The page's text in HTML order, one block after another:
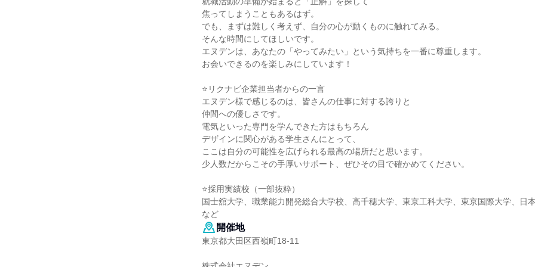
焦ってしまうこともあるはず。
でも、まずは難しく考えず、自分の心が動くものに触れてみる。
そんな時間にしてほしいです。
エヌデンは、あなたの「やってみたい」という気持ちを一番に尊重します。
お会いできるのを楽しみにしています！
⭐リクナビ企業担当者からの一言
エヌデン様で感じるのは、皆さんの仕事に対する誇りと
仲間への優しさです。
電気といった専門を学んできた方はもちろん
デザインに関心がある学生さんにとって、
ここは自分の可能性を広げられる最高の場所だと思います。
少人数だからこその手厚いサポート、ぜひその目で確かめてください。
⭐採用実績校（一部抜粋）
国士舘大学、職業能力開発総合大学校、高千穂大学、東京工科大学、東京国際大学、日
など
開催地
東京都大田区西嶺町18-11